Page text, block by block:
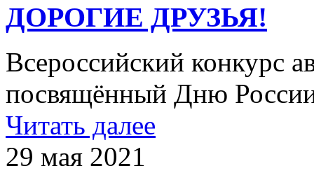
ДОРОГИЕ ДРУЗЬЯ!
Всероссийский конкурс
посвящённый Дню
Читать далее
29 мая 2021